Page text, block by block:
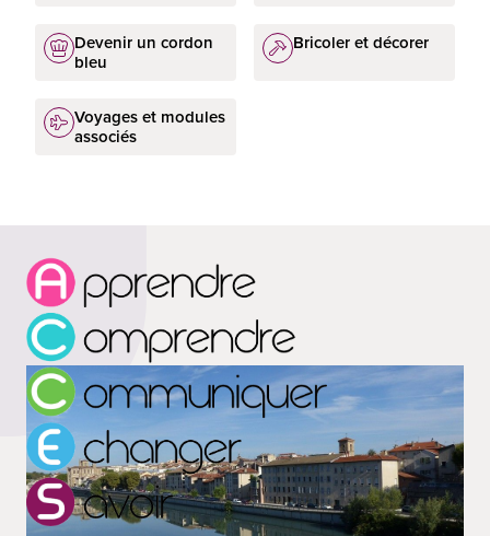
Devenir un cordon
bleu
Bricoler et décorer
Voyages et modules
associés